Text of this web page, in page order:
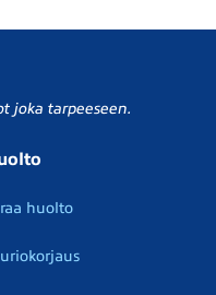
joka tarpeeseen.
huolto